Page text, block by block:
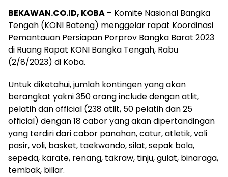
BEKAWAN.CO.ID, KOBA – Komite Nasional Bangka
Tengah (KONI Bateng) menggelar rapat Koordinasi
Pemantauan Persiapan Porprov Bangka Barat 2023
di Ruang Rapat KONI Bangka Tengah, Rabu
(2/8/2023) di Koba.
Untuk diketahui, jumlah kontingen yang akan
berangkat yakni 350 orang include dengan atlit,
pelatih dan official (238 atlit, 50 pelatih dan 25
official) dengan 18 cabor yang akan dipertandingan
yang terdiri dari cabor panahan, catur, atletik, voli
pasir, voli, basket, taekwondo, silat, sepak bola,
sepeda, karate, renang, takraw, tinju, gulat, binaraga,
tembak, biliar.